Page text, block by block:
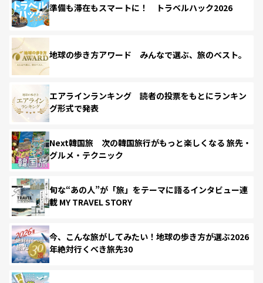
準備も滞在もスマートに！ トラベルハック2026
地球の歩き方アワード みんなで選ぶ、旅のベスト。
エアラインランキング 読者の投票をもとにランキン
グ形式で発表
Next韓国旅 次の韓国旅行がもっと楽しくなる 旅先・
グルメ・テクニック
旬な“あの人”が「旅」をテーマに語るインタビュー連
載 MY TRAVEL STORY
今、こんな旅がしてみたい！地球の歩き方が選ぶ2026
年絶対行くべき旅先30